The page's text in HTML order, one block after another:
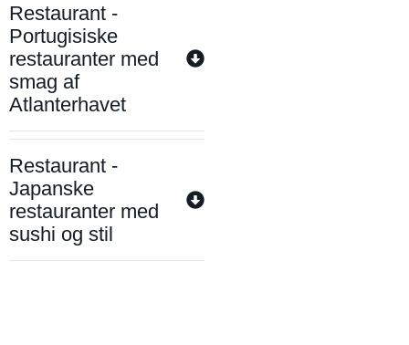
Restaurant -
Portugisiske
restauranter med
smag af
Atlanterhavet
Restaurant -
Japanske
restauranter med
sushi og stil